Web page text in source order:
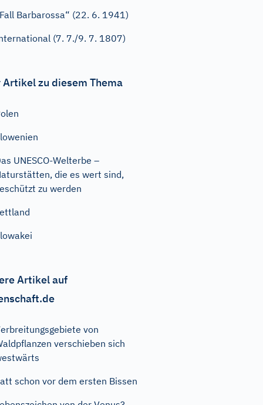
Barbarossa“ (22. 6. 1941)
(7. 7./9. 7. 1807)
Artikel zu diesem Thema
UNESCO-Welterbe –
die es wert sind,
zu werden
Artikel auf
von
verschieben sich
schon vor dem ersten Bissen